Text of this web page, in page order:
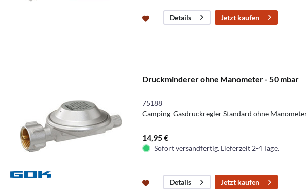
Details Jetzt kaufen
Druckminderer ohne Manometer - 50 mbar
75188
Camping-Gasdruckregler Standard ohne Manometer
14,95 €
Sofort versandfertig. Lieferzeit 2-4 Tage.
Details Jetzt kaufen